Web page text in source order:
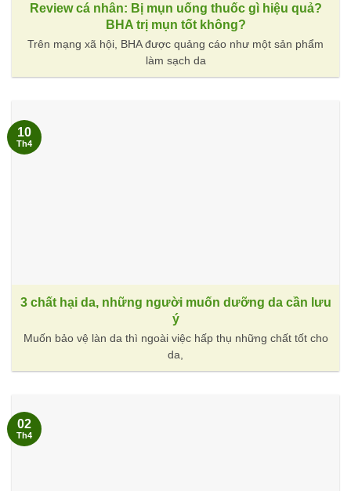
Review cá nhân: Bị mụn uống thuốc gì hiệu quả?
BHA trị mụn tốt không?
Trên mạng xã hội, BHA được quảng cáo như một sản phẩm
làm sạch da
3 chất hại da, những người muốn dưỡng da cần lưu
ý
Muốn bảo vệ làn da thì ngoài việc hấp thụ những chất tốt cho
da,
10
Th4
02
Th4